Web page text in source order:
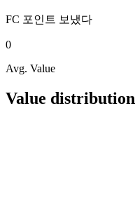
FC 포인트 보냈다
0
Avg. Value
Value distribution